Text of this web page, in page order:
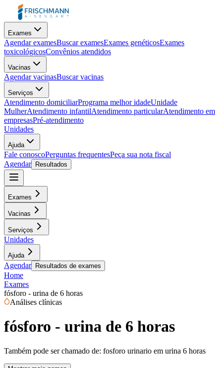
Exames
Agendar examesBuscar examesExames genéticosExames
toxicológicosConvênios atendidos
Vacinas
Agendar vacinasBuscar vacinas
Serviços
Atendimento domiciliarPrograma melhor idadeUnidade
MulherAtendimento infantilAtendimento particularAtendimento em
empresasPré-atendimento
Unidades
Ajuda
Fale conoscoPerguntas frequentesPeça sua nota fiscal
Agendar
Resultados
Exames
Vacinas
Serviços
Unidades
Ajuda
Agendar Resultados de exames
Home
Exames
fósforo - urina de 6 horas
Análises clínicas
fósforo - urina de 6 horas
Também pode ser chamado de: fosforo urinario em urina 6 horas